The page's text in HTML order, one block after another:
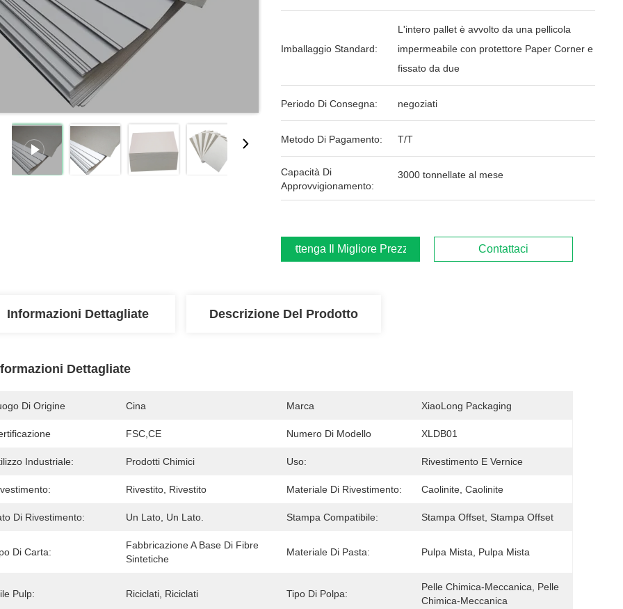
Imballaggio Standard:
L'intero pallet è avvolto da una pellicola
impermeabile con protettore Paper Corner e
fissato da due
Periodo Di Consegna: negoziati
Metodo Di Pagamento: T/T
Capacità Di
Approvvigionamento:
3000 tonnellate al mese
Ottenga Il Migliore Prezzo Contattaci
Informazioni Dettagliate Descrizione Del Prodotto
Dettagliate
Di Origine Cina Marca XiaoLong Packaging
FSC,CE Numero Di Modello XLDB01
Industriale: Prodotti Chimici Uso: Rivestimento E Vernice
Rivestito, Rivestito Materiale Di Rivestimento: Caolinite, Caolinite
Di Rivestimento: Un Lato, Un Lato. Stampa Compatibile: Stampa Offset, Stampa Offset
Di Carta:
Fabbricazione A Base Di Fibre
Sintetiche
Materiale Di Pasta: Pulpa Mista, Pulpa Mista
Pulp: Riciclati, Riciclati Tipo Di Polpa:
Pelle Chimica-Meccanica, Pelle
Chimica-Meccanica